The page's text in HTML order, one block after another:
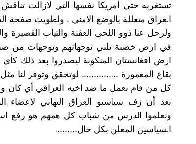
تستغربه حتى أمريكا نفسها التي لازالت
العراق متعللة بالوضع الامني . ولطويت صفحة
ولرحل عنا ذوو اللحى العفنة والثياب القصيرة
في ارض خصبة تلبي توجهاتهم وتوجهات من
ارض افغانستان المنكوبة ليصدروا بعد ذلك
بقاع المعمورة ............... لوتحقق وتوفر لنا
كل من قام بعمل ما ضد اخيه العراقي أي كان
بعد أن زف سياسيو العراق التهاني لاعضاء
وتعلموا الدرس من شباب كل همهم هو رفع
السياسين المعلن بكل حال.........